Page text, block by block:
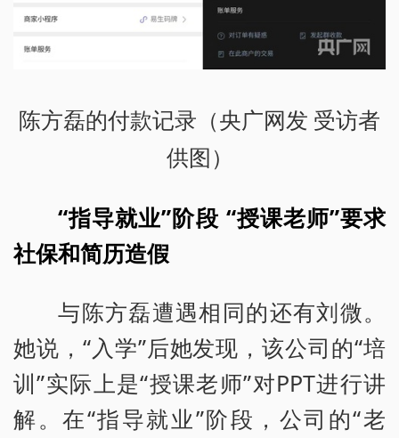
陈方磊的付款记录（央广网发 受访者
供图）
“指导就业”阶段 “授课老师”要求
社保和简历造假
与陈方磊遭遇相同的还有刘微。
她说，“入学”后她发现，该公司的“培
训”实际上是“授课老师”对PPT进行讲
解。在“指导就业”阶段，公司的“老